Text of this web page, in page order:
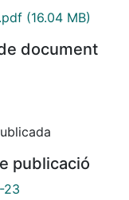
(16.04 MB)
document
publicació
23